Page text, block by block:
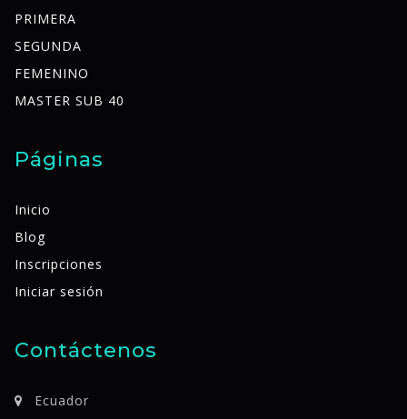
PRIMERA
SEGUNDA
FEMENINO
MASTER SUB 40
Páginas
Inicio
Blog
Inscripciones
Iniciar sesión
Contáctenos
Ecuador